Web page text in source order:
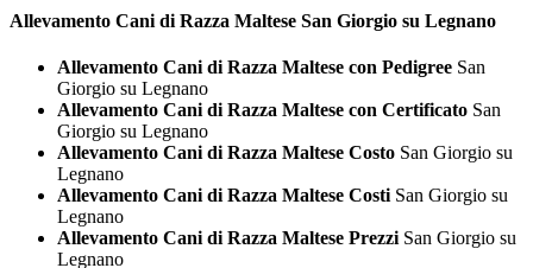
Allevamento Cani di Razza Maltese San Giorgio su Legnano
Allevamento Cani di Razza Maltese con Pedigree San
Giorgio su Legnano
Allevamento Cani di Razza Maltese con Certificato San
Giorgio su Legnano
Allevamento Cani di Razza Maltese Costo San Giorgio su
Legnano
Allevamento Cani di Razza Maltese Costi San Giorgio su
Legnano
Allevamento Cani di Razza Maltese Prezzi San Giorgio su
Legnano